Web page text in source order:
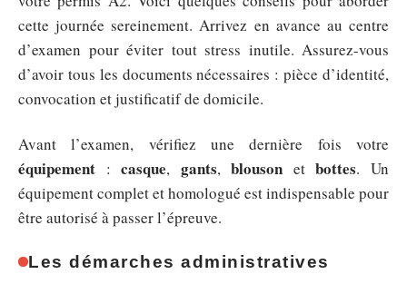
cette journée sereinement. Arrivez en avance au centre
d’examen pour éviter tout stress inutile. Assurez-vous
d’avoir tous les documents nécessaires : pièce d’identité,
convocation et justificatif de domicile.
Avant l’examen, vérifiez une dernière fois votre
équipement :casque, gants,blouson etbottes. Un
équipement complet et homologué est indispensable pour
être autorisé à passer l’épreuve.
Les démarches administratives